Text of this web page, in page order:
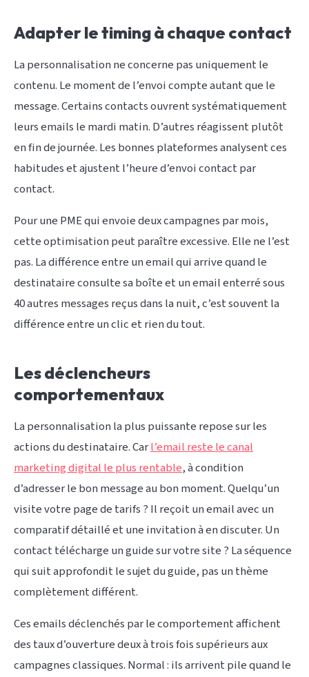
Adapter le timing à chaque contact
La personnalisation ne concerne pas uniquement le
contenu. Le moment de l’envoi compte autant que le
message. Certains contacts ouvrent systématiquement
leurs emails le mardi matin. D’autres réagissent plutôt
en fin de journée. Les bonnes plateformes analysent ces
habitudes et ajustent l’heure d’envoi contact par
contact.
Pour une PME qui envoie deux campagnes par mois,
cette optimisation peut paraître excessive. Elle ne l’est
pas. La différence entre un email qui arrive quand le
destinataire consulte sa boîte et un email enterré sous
40 autres messages reçus dans la nuit, c’est souvent la
différence entre un clic et rien du tout.
Les déclencheurs
comportementaux
La personnalisation la plus puissante repose sur les
actions du destinataire. Carl’email reste le canal
marketing digital le plus rentable, à condition
d’adresser le bon message au bon moment. Quelqu’un
visite votre page de tarifs ? Il reçoit un email avec un
comparatif détaillé et une invitation à en discuter. Un
contact télécharge un guide sur votre site ? La séquence
qui suit approfondit le sujet du guide, pas un thème
complètement différent.
Ces emails déclenchés par le comportement affichent
des taux d’ouverture deux à trois fois supérieurs aux
campagnes classiques. Normal : ils arrivent pile quand le